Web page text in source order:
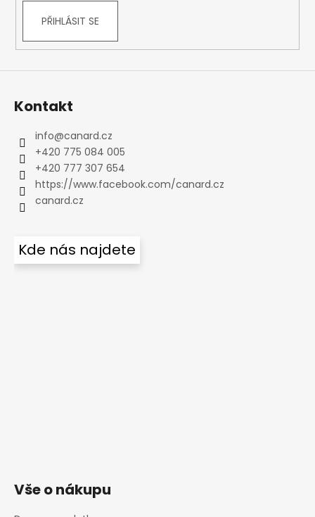
PŘIHLÁSIT SE
Kontakt
info@canard.cz
+420 775 084 005
+420 777 307 654
https://www.facebook.com/canard.cz
canard.cz
Kde nás najdete
Vše o nákupu